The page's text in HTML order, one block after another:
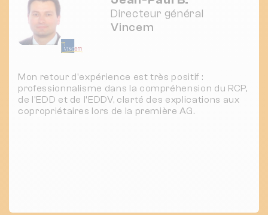
Directeur général
Vincem
Mon retour d'expérience est très positif :
professionnalisme dans la compréhension du RCP,
de l'EDD et de l'EDDV, clarté des explications aux
copropriétaires lors de la première AG.